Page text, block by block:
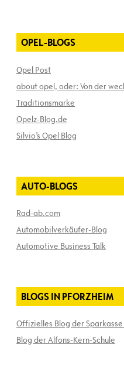
OPEL-BLOGS
Opel Post
about opel, oder: Von der
Traditionsmarke
Opelz-Blog.de
Silvio’s Opel Blog
AUTO-BLOGS
Rad-ab.com
Automobilverkäufer-Blog
Automotive Business Talk
BLOGS IN PFORZHEIM
Offizielles Blog der
Blog der Alfons-Kern-Schule